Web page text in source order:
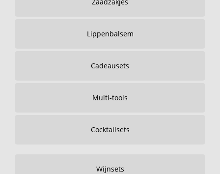
Lippenbalsem
Cadeausets
Multi-tools
Cocktailsets
Wijnsets